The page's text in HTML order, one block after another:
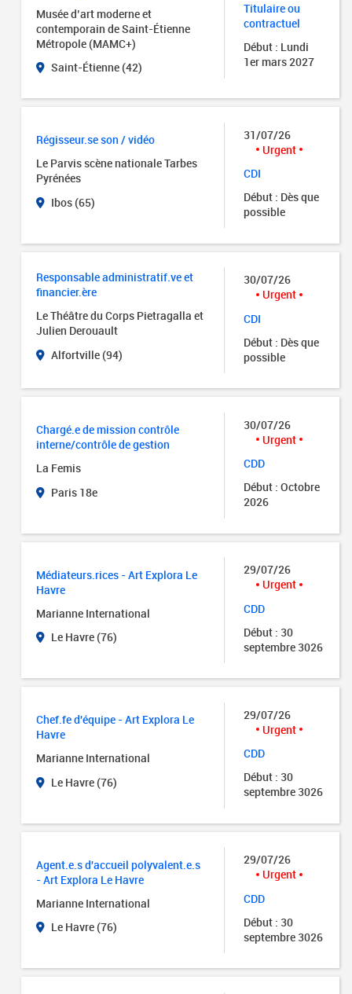
Musée d’art moderne et
contemporain de Saint-Étienne
Métropole (MAMC+)
Saint-Étienne (42)
Titulaire ou
contractuel
Début : Lundi
1er mars 2027
Régisseur.se son / vidéo
Le Parvis scène nationale Tarbes
Pyrénées
Ibos (65)
31/07/26
Urgent
CDI
Début : Dès que
possible
Responsable administratif.ve et
financier.ère
Le Théâtre du Corps Pietragalla et
Julien Derouault
Alfortville (94)
30/07/26
Urgent
CDI
Début : Dès que
possible
Chargé.e de mission contrôle
interne/contrôle de gestion
La Femis
Paris 18e
30/07/26
Urgent
CDD
Début : Octobre
2026
Médiateurs.rices - Art Explora Le
Havre
Marianne International
Le Havre (76)
29/07/26
Urgent
CDD
Début : 30
septembre 3026
Chef.fe d'équipe - Art Explora Le
Havre
Marianne International
Le Havre (76)
29/07/26
Urgent
CDD
Début : 30
septembre 3026
Agent.e.s d'accueil polyvalent.e.s
- Art Explora Le Havre
Marianne International
Le Havre (76)
29/07/26
Urgent
CDD
Début : 30
septembre 3026